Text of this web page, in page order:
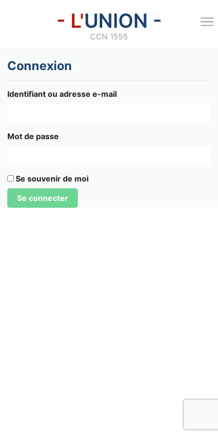
- L'UNION -
CCN 1555
Connexion
Identifiant ou adresse e-mail
Mot de passe
Se souvenir de moi